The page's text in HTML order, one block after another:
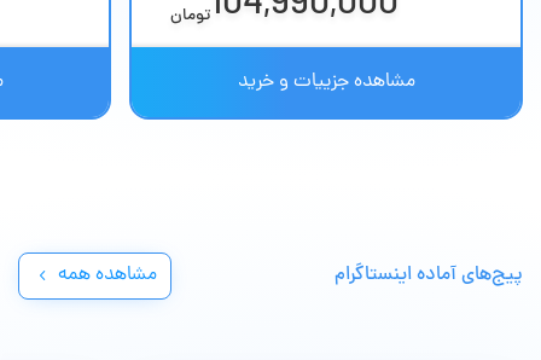
تومان
مشاهده جزییات و خرید
پیج‌های آماده اینستاگرام مشاهده همه